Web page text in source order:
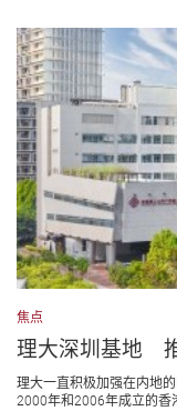
焦点
理大深圳基地
理大一直积极加强在内地
2000年和2006年成立的香